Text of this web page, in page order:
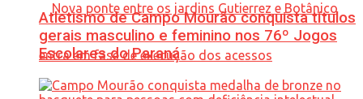
Atletismo de Campo Mourão conquista títulos
gerais masculino e feminino nos 76º Jogos
Escolares do Paraná